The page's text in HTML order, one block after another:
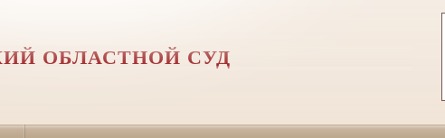
ОБЛАСТНОЙ СУД